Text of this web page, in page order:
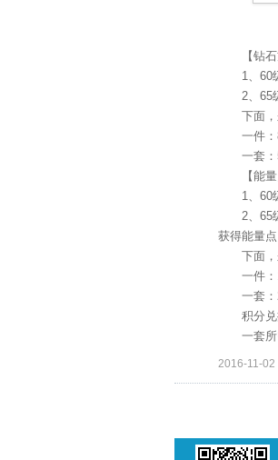
【钻石
1、60级
2、65级
下面，
一件：
一套：
【能量
1、60级
2、65级
获得能量
下面，
一件：
一套：
积分兑换
一套所
2016-11-02